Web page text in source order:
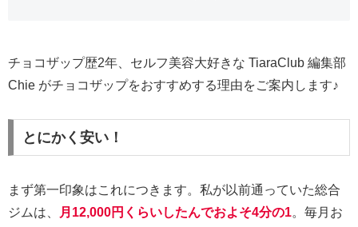
チョコザップ歴2年、セルフ美容大好きな TiaraClub 編集部
Chie がチョコザップをおすすめする理由をご案内します♪
とにかく安い！
まず第一印象はこれにつきます。私が以前通っていた総合
ジムは、
月12,000円くらいしたんでおよそ4分の1。毎月お